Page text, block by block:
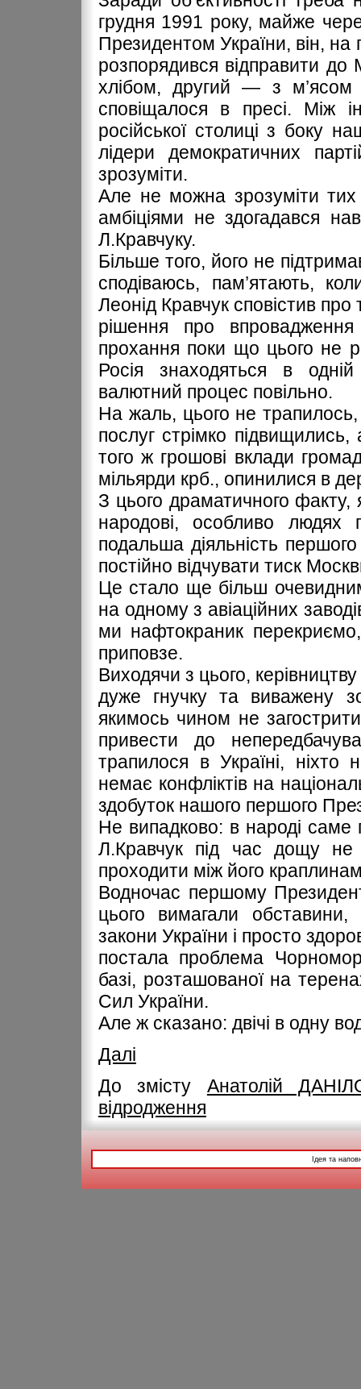
грудня 1991 року, майже
Президентом України, він,
розпорядився відправити до
хлібом, другий — з
сповіщалося в пресі. Між
російської столиці з боку
лідери демократичних
зрозуміти.
Але не можна зрозуміти тих
амбіціями не здогадався
Л.Кравчуку.
Більше того, його не
сподіваюсь, пам’ятають,
Леонід Кравчук сповістив
рішення про
прохання поки що цього не
Росія знаходяться в
валютний процес повільно.
На жаль, цього не трапилось,
послуг стрімко підвищились,
того ж грошові вклади
мільярди крб., опинилися в
З цього драматичного
народові, особливо людях
подальша діяльність
постійно відчувати тиск
Це стало ще більш
на одному з авіаційних
ми нафтокраник
приповзе.
Виходячи з цього,
дуже гнучку та виважену
якимось чином не
привести до
трапилося в Україні, ніхто
немає конфліктів на
здобуток нашого першого
Не випадково: в народі саме
Л.Кравчук під час дощу не
проходити між його
Водночас першому
цього вимагали обставини,
закони України і просто
постала проблема
базі, розташованої на
Сил України.
Але ж сказано: двічі в одну
Далі
До змісту Анатолій
відродження
Ідея та